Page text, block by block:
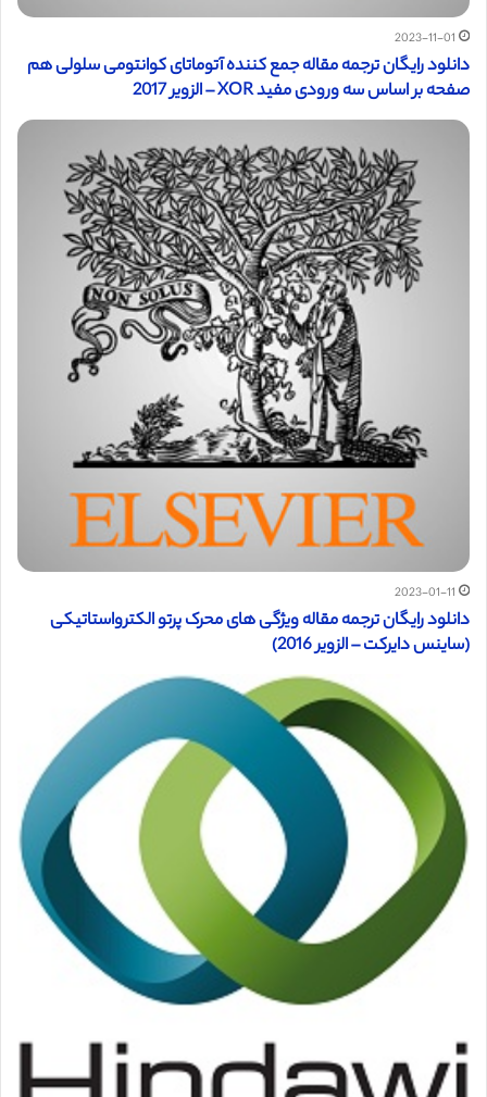
2023-11-01
دانلود رایگان ترجمه مقاله جمع کننده آتوماتای کوانتومی سلولی هم
صفحه بر اساس سه ورودی مفید XOR – الزویر 2017
2023-01-11
دانلود رایگان ترجمه مقاله ویژگی های محرک پرتو الکترواستاتیکی
(ساینس دایرکت – الزویر 2016)